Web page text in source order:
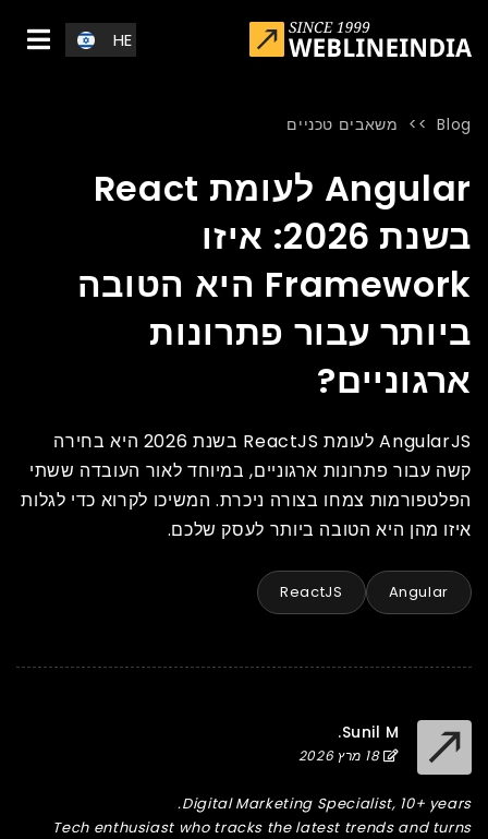
HE
Blog
>> משאבים טכניים
Angular לעומת React
בשנת 2026: איזו
Framework היא הטובה
ביותר עבור פתרונות
ארגוניים?
AngularJS לעומת ReactJS בשנת 2026 היא בחירה
קשה עבור פתרונות ארגוניים, במיוחד לאור העובדה ששתי
הפלטפורמות צמחו בצורה ניכרת. המשיכו לקרוא כדי לגלות
איזו מהן היא הטובה ביותר לעסק שלכם.
Angular
ReactJS
Sunil M.
18 מרץ 2026
Digital Marketing Specialist, 10+ years.
Tech enthusiast who tracks the latest trends and turns